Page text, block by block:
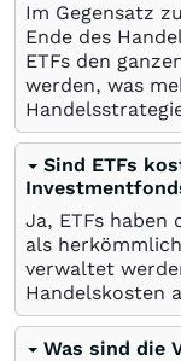
Im Gegensatz
Ende des
ETFs den
werden, was
Sind ETFs
Ja, ETFs haben
als
verwaltet
Handelskosten
Was sind die